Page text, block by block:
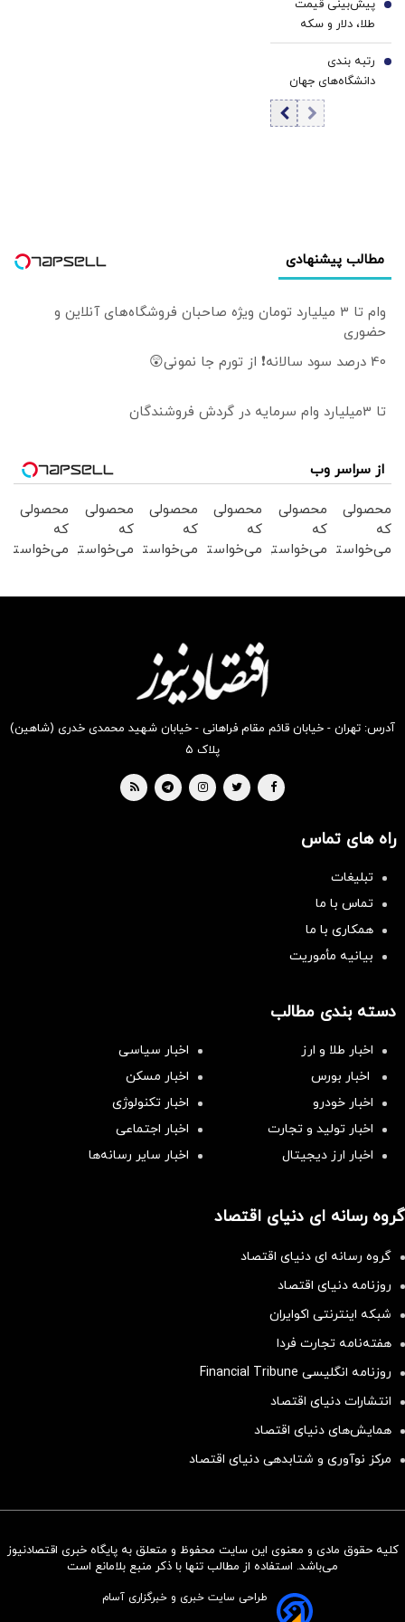
سرمایه‌گذاری همسنگ با شاخص
پیش‌بینی قیمت
طلا، دلار و سکه
امروز پنجشنبه ۱۵
دلار در معاملات
پشت‌خطی | بازار
منتظر مذاکرات
6
رتبه بندی
دانشگاه‌های جهان
بر مبنای «پایداری و
تاثیرگذاری» |
7
مطالب پیشنهادی
وام تا ۳ میلیارد تومان ویژه صاحبان فروشگاه‌های آنلاین و
حضوری
40 درصد سود سالانه❗ از تورم جا نمونی😲
تا 3میلیارد وام سرمایه در گردش فروشندگان
از سراسر وب
محصولی
که
می‌خواستی
محصولی
که
می‌خواستی
محصولی
که
می‌خواستی
بخر !
محصولی
که
می‌خواستی
بخر !
محصولی
که
می‌خواستی
محصولی
که
می‌خواستی
آدرس: تهران - خیابان قائم مقام فراهانی - خیابان شهید محمدی خدری (شاهین)
پلاک ۵
راه های تماس
تبلیغات
تماس با ما
همکاری با ما
بیانیه مأموریت
دسته بندی مطالب
اخبار طلا و ارز
اخبار سیاسی
اخبار بورس
اخبار مسکن
اخبار خودرو
اخبار تکنولوژی
اخبار تولید و تجارت
اخبار اجتماعی
اخبار ارز دیجیتال
اخبار سایر رسانه‌‌ها
گروه رسانه ای دنیای اقتصاد
گروه رسانه ای دنیای اقتصاد
روزنامه دنیای اقتصاد
شبکه اینترنتی اکوایران
هفته‌نامه تجارت فردا
روزنامه انگلیسی Financial Tribune
انتشارات دنیای اقتصاد
همایش‌های دنیای اقتصاد
مرکز نوآوری و شتابدهی دنیای اقتصاد
کلیه حقوق مادی و معنوی این سایت محفوظ و متعلق به پایگاه خبری اقتصادنیوز
می‌باشد. استفاده از مطالب تنها با ذکر منبع بلامانع است
طراحی سایت خبری و خبرگزاری آسام